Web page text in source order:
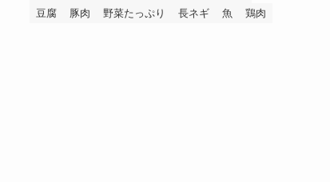
豆腐
豚肉 野菜たっぷり 長ネギ 魚 鶏肉